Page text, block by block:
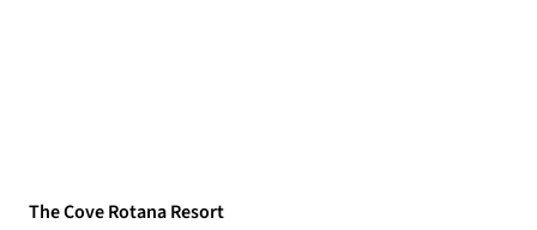
The Cove Rotana Resort